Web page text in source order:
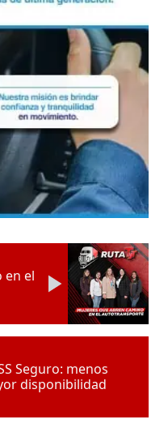
en el
Seguro: menos
disponibilidad